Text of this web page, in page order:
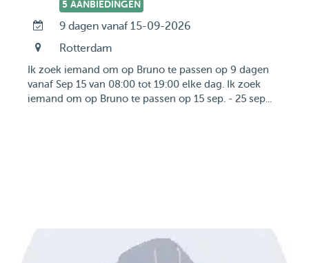
5 AANBIEDINGEN
9 dagen vanaf 15-09-2026
Rotterdam
Ik zoek iemand om op Bruno te passen op 9 dagen
vanaf Sep 15 van 08:00 tot 19:00 elke dag. Ik zoek
iemand om op Bruno te passen op 15 sep. - 25 sep...